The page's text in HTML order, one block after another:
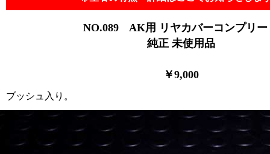
NO.089 AK用 リヤカバーコンプリー
純正 未使用品
￥9,000
ブッシュ入り。